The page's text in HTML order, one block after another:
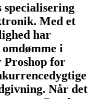
specialisering
Med et
har
i
Proshop for
Når det